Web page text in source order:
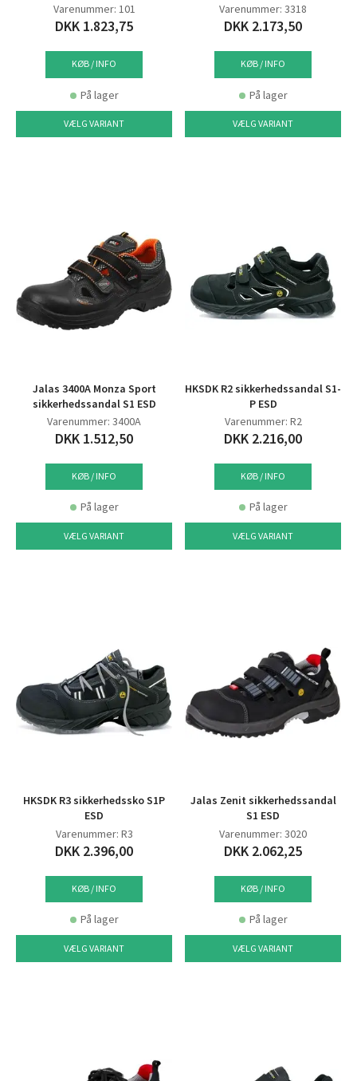
Varenummer: 101
DKK 1.823,75
KØB / INFO
På lager
VÆLG VARIANT
Varenummer: 3318
DKK 2.173,50
KØB / INFO
På lager
VÆLG VARIANT
Jalas 3400A Monza Sport
sikkerhedssandal S1 ESD
Varenummer: 3400A
DKK 1.512,50
KØB / INFO
På lager
VÆLG VARIANT
HKSDK R2 sikkerhedssandal S1-
P ESD
Varenummer: R2
DKK 2.216,00
KØB / INFO
På lager
VÆLG VARIANT
HKSDK R3 sikkerhedssko S1P
ESD
Varenummer: R3
DKK 2.396,00
KØB / INFO
På lager
VÆLG VARIANT
Jalas Zenit sikkerhedssandal
S1 ESD
Varenummer: 3020
DKK 2.062,25
KØB / INFO
På lager
VÆLG VARIANT